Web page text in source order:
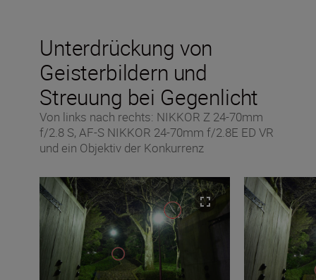
Unterdrückung von
Geisterbildern und
Streuung bei Gegenlicht
Von links nach rechts: NIKKOR Z 24-70mm
f/2.8 S, AF-S NIKKOR 24-70mm f/2.8E ED VR
und ein Objektiv der Konkurrenz